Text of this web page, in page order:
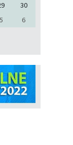
30
5 6